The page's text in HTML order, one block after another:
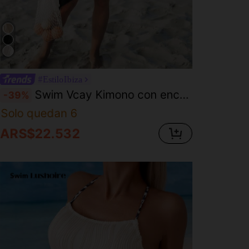
-39% Swim Vcay Kimono con encaje de manga con volante bajo con fruncido
Solo quedan 6
ARS$22.532